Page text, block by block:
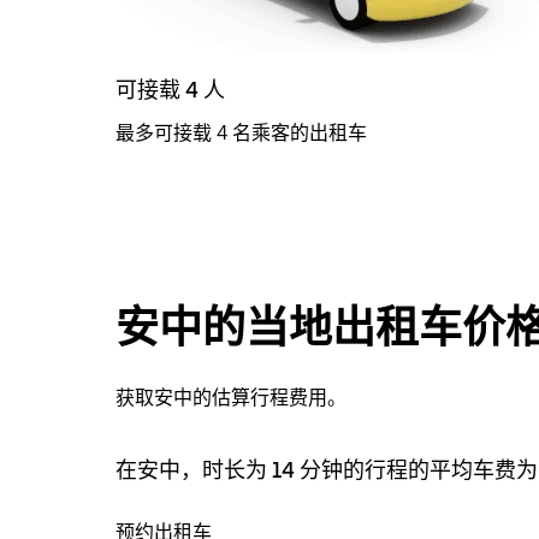
可接载 4 人
最多可接载 4 名乘客的出租车
安中的当地出租车价
获取安中的估算行程费用。
在安中，时长为 14 分钟的行程的平均车费为
预约出租车